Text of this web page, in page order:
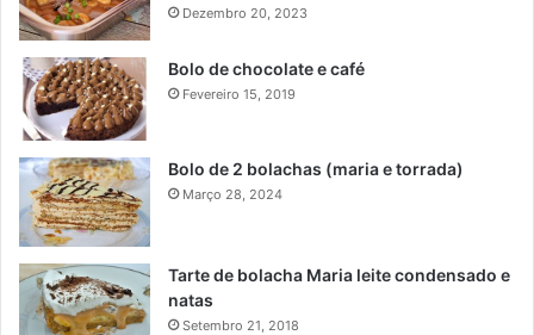
Dezembro 20, 2023
Bolo de chocolate e café
Fevereiro 15, 2019
Bolo de 2 bolachas (maria e torrada)
Março 28, 2024
Tarte de bolacha Maria leite condensado e
natas
Setembro 21, 2018